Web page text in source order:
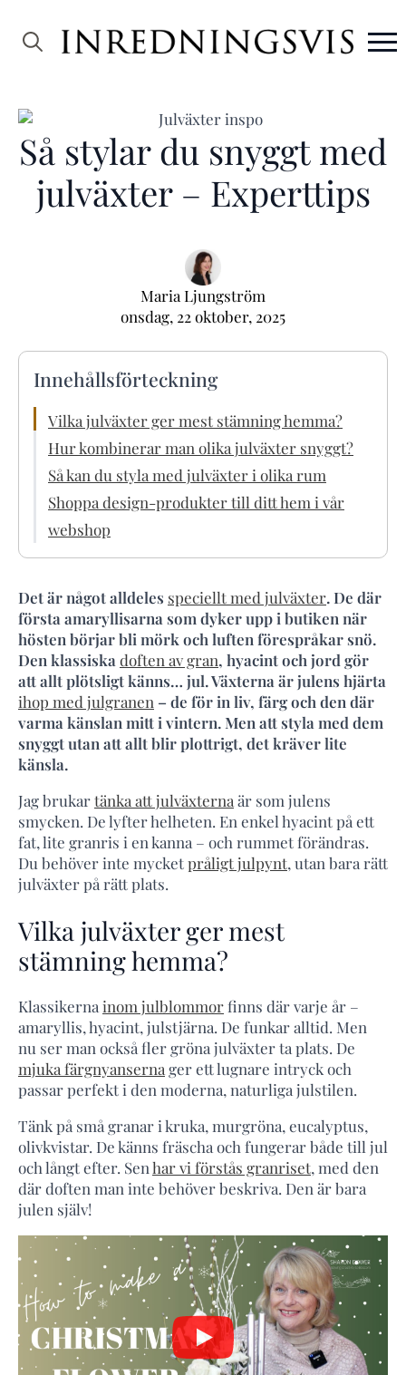
Så stylar du snyggt med
julväxter – Experttips
Maria Ljungström
onsdag, 22 oktober, 2025
Innehållsförteckning
Vilka julväxter ger mest stämning hemma?
Hur kombinerar man olika julväxter snyggt?
Så kan du styla med julväxter i olika rum
Shoppa design-produkter till ditt hem i vår
webshop
Det är något alldeles speciellt med julväxter. De där
första amaryllisarna som dyker upp i butiken när
hösten börjar bli mörk och luften förespråkar snö.
Den klassiska doften av gran, hyacint och jord gör
att allt plötsligt känns… jul. Växterna är julens hjärta
ihop med julgranen – de för in liv, färg och den där
varma känslan mitt i vintern. Men att styla med dem
snyggt utan att allt blir plottrigt, det kräver lite
känsla.
Jag brukartänka att julväxterna är som julens
smycken. De lyfter helheten. En enkel hyacint på ett
fat, lite granris i en kanna – och rummet förändras.
Du behöver inte mycketpråligt julpynt, utan bara rätt
julväxter på rätt plats.
Vilka julväxter ger mest
stämning hemma?
Klassikerna inom julblommorfinns där varje år –
amaryllis, hyacint, julstjärna. De funkar alltid. Men
nu ser man också fler gröna julväxter ta plats. De
mjuka färgnyanserna ger ett lugnare intryck och
passar perfekt i den moderna, naturliga julstilen.
Tänk på små granar i kruka, murgröna, eucalyptus,
olivkvistar. De känns fräscha och fungerar både till jul
och långt efter. Senhar vi förstås granriset, med den
där doften man inte behöver beskriva. Den är bara
julen själv!